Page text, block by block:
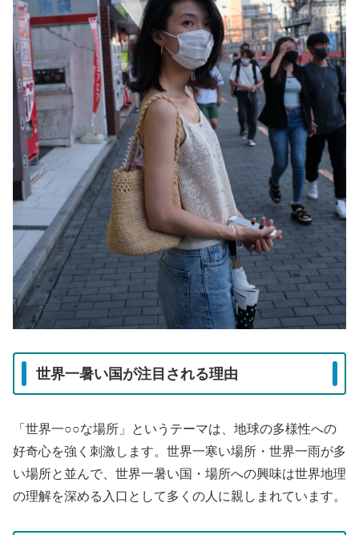
世界一暑い国が注目される理由
「世界一○○な場所」というテーマは、地球の多様性への
好奇心を強く刺激します。世界一寒い場所・世界一雨が多
い場所と並んで、世界一暑い国・場所への興味は世界地理
の理解を深める入口として多くの人に親しまれています。